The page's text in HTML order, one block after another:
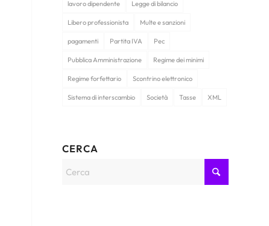
lavoro dipendente Legge di bilancio
Libero professionista Multe e sanzioni
pagamenti Partita IVA Pec
Pubblica Amministrazione Regime dei minimi
Regime forfettario Scontrino elettronico
Sistema di interscambio Società Tasse XML
CERCA